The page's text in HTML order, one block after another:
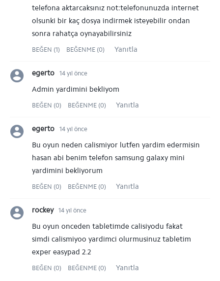
telefona aktarcaksınız not:telefonunuzda internet
olsunki bir kaç dosya indirmek isteyebilir ondan
sonra rahatça oynayabilirsiniz
BEĞEN (1) BEĞENME (0) Yanıtla
egerto 14 yıl önce
Admin yardimini bekliyom
BEĞEN (0) BEĞENME (0) Yanıtla
egerto 14 yıl önce
Bu oyun neden calismiyor lutfen yardim edermisin
hasan abi benim telefon samsung galaxy mini
yardimini bekliyorum
BEĞEN (0) BEĞENME (0) Yanıtla
rockey 14 yıl önce
Bu oyun onceden tabletimde calisiyodu fakat
simdi calismiyoo yardimci olurmusinuz tabletim
exper easypad 2.2
BEĞEN (0) BEĞENME (0) Yanıtla